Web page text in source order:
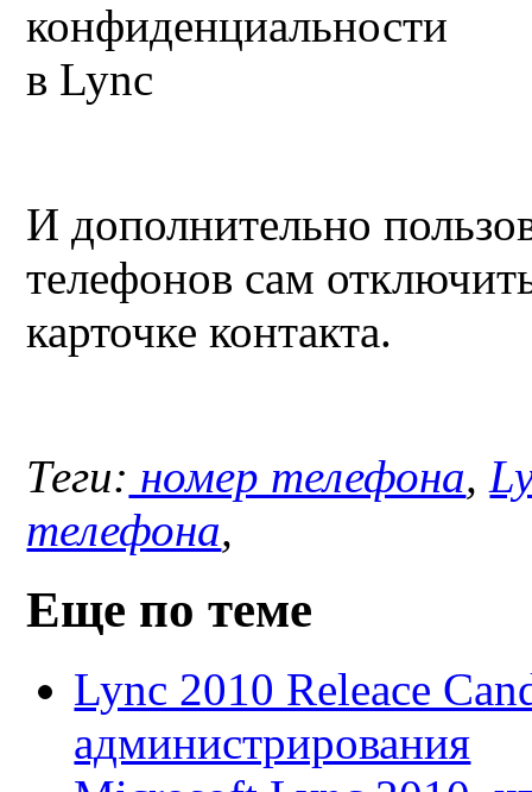
И дополнительно
телефонов сам
карточке контакта.
Теги: номер телефона,
телефона,
Еще по теме
Lync 2010 Releace
администрирования